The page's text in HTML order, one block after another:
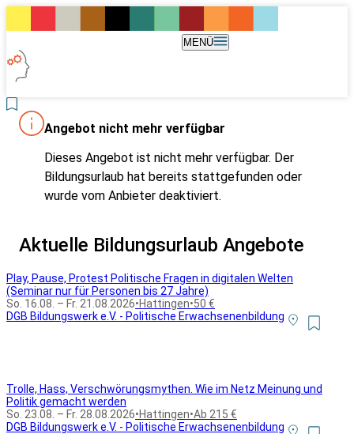
MENÜ
Angebot nicht mehr verfügbar
Dieses Angebot ist nicht mehr verfügbar. Der
Bildungsurlaub hat bereits stattgefunden oder
wurde vom Anbieter deaktiviert.
Aktuelle Bildungsurlaub Angebote
Play, Pause, Protest Politische Fragen in digitalen Welten
(Seminar nur für Personen bis 27 Jahre)
So. 16.08. – Fr. 21.08.2026•Hattingen•50 €
DGB Bildungswerk e.V. - Politische Erwachsenenbildung
Trolle, Hass, Verschwörungsmythen. Wie im Netz Meinung und
Politik gemacht werden
So. 23.08. – Fr. 28.08.2026•Hattingen•Ab 215 €
DGB Bildungswerk e.V. - Politische Erwachsenenbildung